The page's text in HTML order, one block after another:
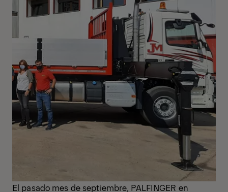
El pasado mes de septiembre, PALFINGER en